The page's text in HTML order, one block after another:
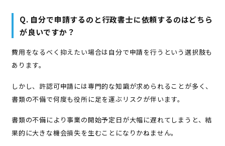
Q. 自分で申請するのと行政書士に依頼するのはどちら
が良いですか？
費用をなるべく抑えたい場合は自分で申請を行うという選択肢も
あります。
しかし、許認可申請には専門的な知識が求められることが多く、
書類の不備で何度も役所に足を運ぶリスクが伴います。
書類の不備により事業の開始予定日が大幅に遅れてしまうと、結
果的に大きな機会損失を生むことになりかねません。